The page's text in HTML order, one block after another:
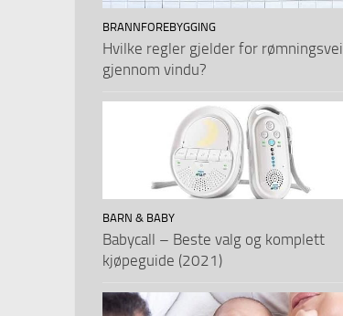
BRANNFOREBYGGING
Hvilke regler gjelder for rømningsvei
gjennom vindu?
BARN & BABY
Babycall – Beste valg og komplett
kjøpeguide (2021)